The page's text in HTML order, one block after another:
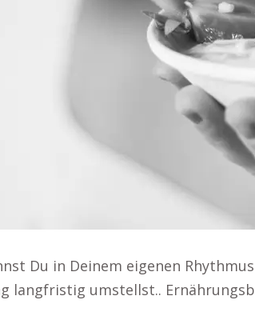
Du in Deinem eigenen
langfristig umstellst..